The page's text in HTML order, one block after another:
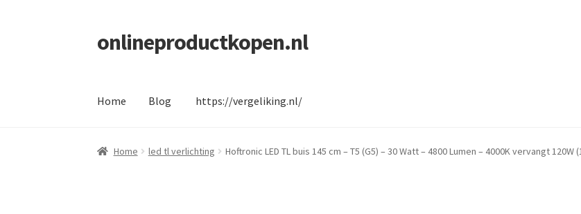
Ga
door
Ga
naar
onlineproductkopen.nl
Home Blog https://vergeliking.nl/
Home Blog https://vergeliking.nl/
Home led tl verlichting Hoftronic LED TL buis 145 cm – T5 (G5) – 30 Watt – 4800 Lumen – 4000K vervangt